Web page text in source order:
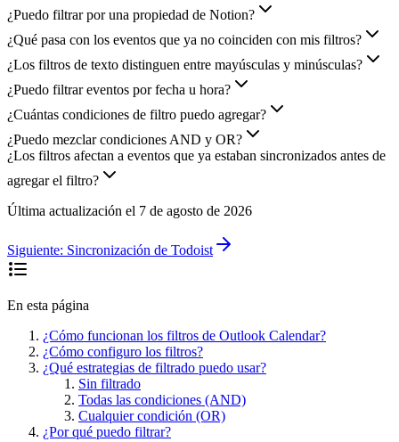
¿Puedo filtrar por una propiedad de Notion?
¿Qué pasa con los eventos que ya no coinciden con mis filtros?
¿Los filtros de texto distinguen entre mayúsculas y minúsculas?
¿Puedo filtrar eventos por fecha u hora?
¿Cuántas condiciones de filtro puedo agregar?
¿Puedo mezclar condiciones AND y OR?
¿Los filtros afectan a eventos que ya estaban sincronizados antes de
agregar el filtro?
Última actualización el 7 de agosto de 2026
Siguiente: Sincronización de Todoist
En esta página
¿Cómo funcionan los filtros de Outlook Calendar?
¿Cómo configuro los filtros?
¿Qué estrategias de filtrado puedo usar?
Sin filtrado
Todas las condiciones (AND)
Cualquier condición (OR)
¿Por qué puedo filtrar?